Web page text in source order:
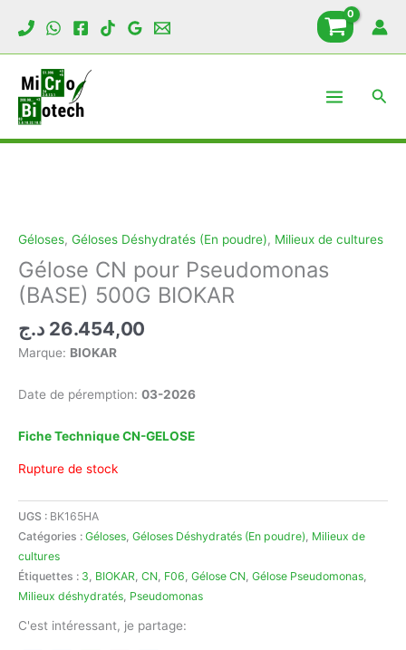
Géloses, Géloses Déshydratés (En poudre), Milieux de cultures
Gélose CN pour Pseudomonas
(BASE) 500G BIOKAR
26.454,00 د.ج
Marque: BIOKAR
Date de péremption: 03-2026
Fiche Technique CN-GELOSE
Rupture de stock
UGS : BK165HA
Catégories : Géloses Géloses Déshydratés (En poudre) Milieux de
cultures
Étiquettes : 3 BIOKAR CN F06 Gélose CN Gélose Pseudomonas
Milieux déshydratés Pseudomonas
C'est intéressant, je partage: